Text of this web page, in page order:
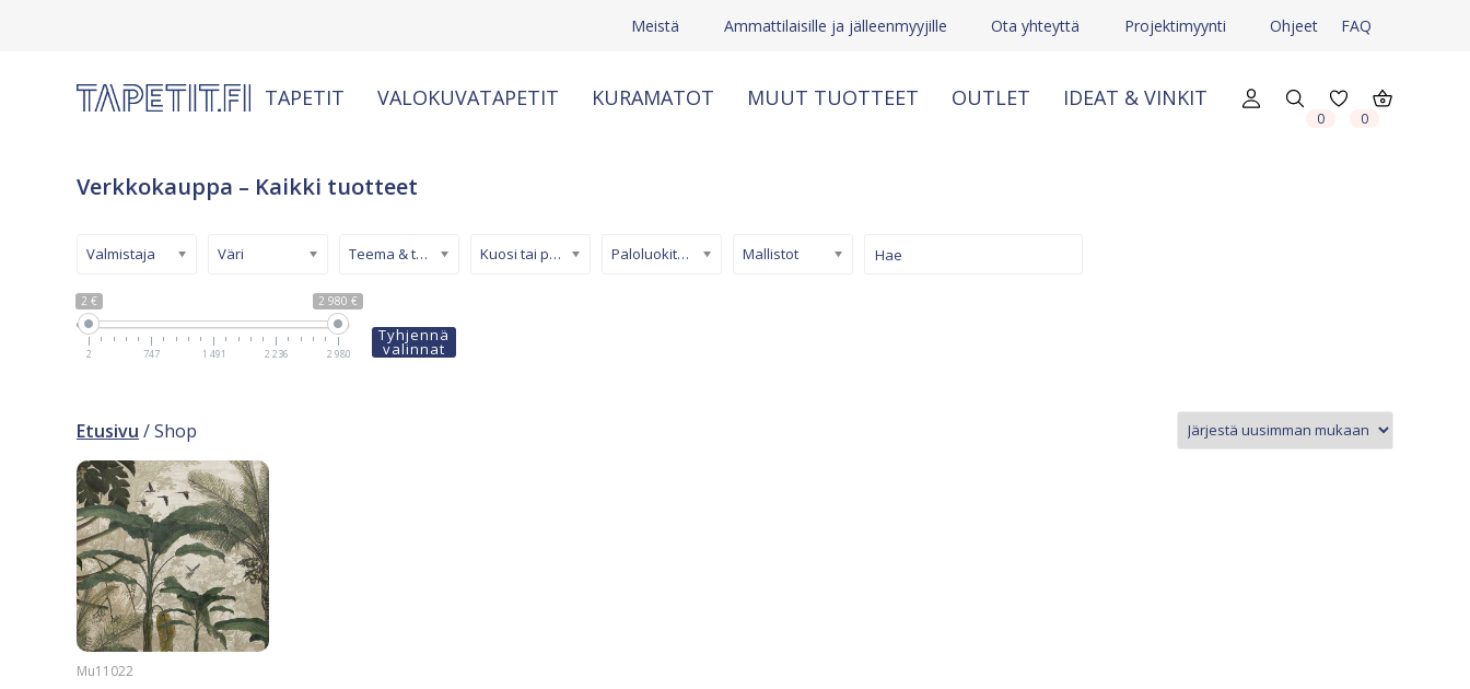
Meistä Ammattilaisille ja jälleenmyyjille Ota yhteyttä Projektimyynti Ohjeet FAQ
TAPETIT VALOKUVATAPETIT KURAMATOT MUUT TUOTTEET OUTLET IDEAT & VINKIT
0 0
Verkkokauppa – Kaikki tuotteet
2 € 2 980 €
2 747 1 491 2 236 2 980
Valmistaja Väri Teema & tyyli Kuosi tai pinta Paloluokiteltu tapetti Mallistot
Tyhjennä
valinnat
Etusivu / Shop
Mu11022